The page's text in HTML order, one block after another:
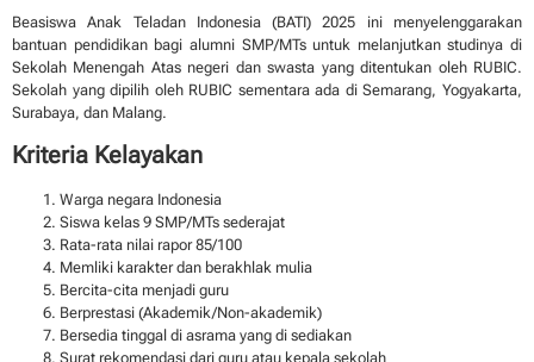
Beasiswa Anak Teladan Indonesia (BATI) 2025 ini menyelenggarakan
bantuan pendidikan bagi alumni SMP/MTs untuk melanjutkan studinya di
Sekolah Menengah Atas negeri dan swasta yang ditentukan oleh RUBIC.
Sekolah yang dipilih oleh RUBIC sementara ada di Semarang, Yogyakarta,
Surabaya, dan Malang.
Kriteria Kelayakan
Warga negara Indonesia
Siswa kelas 9 SMP/MTs sederajat
Rata-rata nilai rapor 85/100
Memliki karakter dan berakhlak mulia
Bercita-cita menjadi guru
Berprestasi (Akademik/Non-akademik)
Bersedia tinggal di asrama yang di sediakan
Surat rekomendasi dari guru atau kepala sekolah